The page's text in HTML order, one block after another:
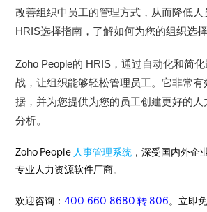
改善组织中员工的管理方式，从而降低
HRIS选择指南，了解如何为您的组织选
Zoho People的 HRIS ，通过自动化和简
战，让组织能够轻松管理员工。它非常有
据，并为您提供为您的员工创建更好的人
分析。
Zoho People 人事管理系统 ，深受国内外企
专业人力资源软件厂商。
欢迎咨询：400-660-8680 转 806。立即